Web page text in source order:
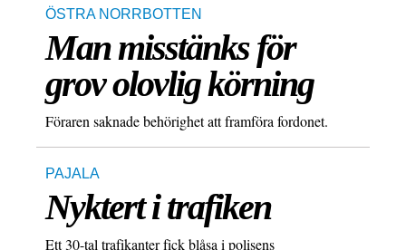
ÖSTRA NORRBOTTEN
Man misstänks för
grov olovlig körning
Föraren saknade behörighet att framföra fordonet.
PAJALA
Nyktert i trafiken
Ett 30-tal trafikanter fick blåsa i polisens